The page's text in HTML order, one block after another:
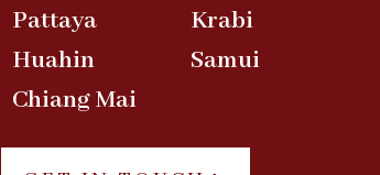
Pattaya
Huahin
Chiang Mai
Krabi
Samui